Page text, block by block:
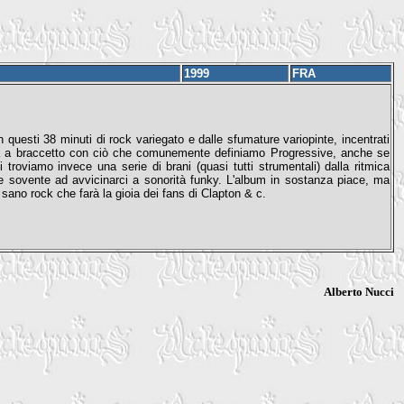
1999 FRA
38 minuti di rock variegato e dalle sfumature variopinte, incentrati
con ciò che comunemente definiamo Progressive, anche se
invece una serie di brani (quasi tutti strumentali) dalla ritmica
ad avvicinarci a sonorità funky. L'album in sostanza piace, ma
rock che farà la gioia dei fans di Clapton & c.
Alberto Nucci